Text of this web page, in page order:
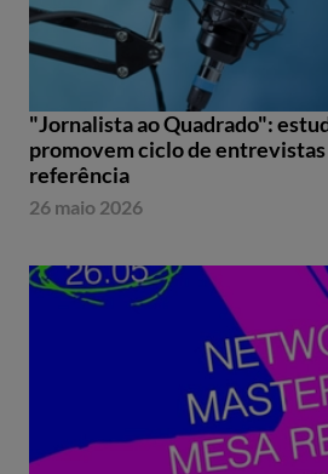
"Jornalista ao Quadrado":
promovem ciclo de
referência
26 maio 2026